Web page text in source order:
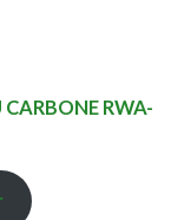
CARBONE RWA-